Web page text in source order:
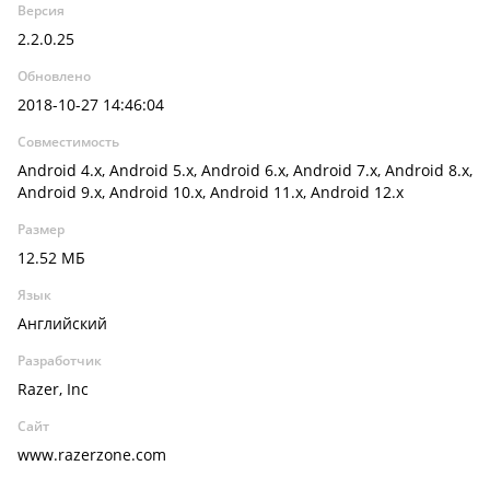
Версия
2.2.0.25
Обновлено
2018-10-27 14:46:04
Совместимость
Android 4.x, Android 5.x, Android 6.x, Android 7.x, Android 8.x,
Android 9.x, Android 10.x, Android 11.x, Android 12.x
Размер
12.52 МБ
Язык
Английский
Разработчик
Razer, Inc
Сайт
www.razerzone.com